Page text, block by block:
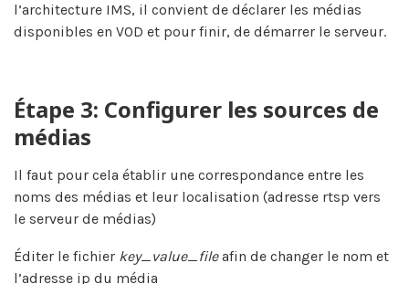
l’architecture IMS, il convient de déclarer les médias
disponibles en VOD et pour finir, de démarrer le serveur.
Étape 3: Configurer les sources de
médias
Il faut pour cela établir une correspondance entre les
noms des médias et leur localisation (adresse rtsp vers
le serveur de médias)
Éditer le fichier key_value_fileafin de changer le nom et
l’adresse ip du média